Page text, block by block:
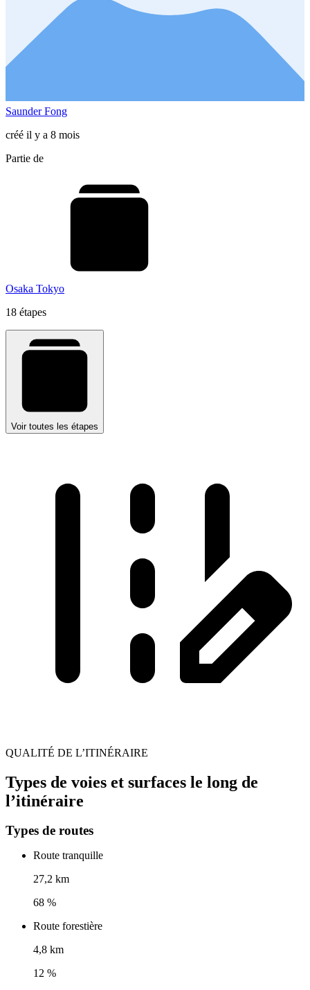
Saunder Fong
créé il y a 8 mois
Partie de
Osaka Tokyo
18 étapes
Voir toutes les étapes
QUALITÉ DE L’ITINÉRAIRE
Types de voies et surfaces le long de
l’itinéraire
Types de routes
Route tranquille
27,2 km
68 %
Route forestière
4,8 km
12 %